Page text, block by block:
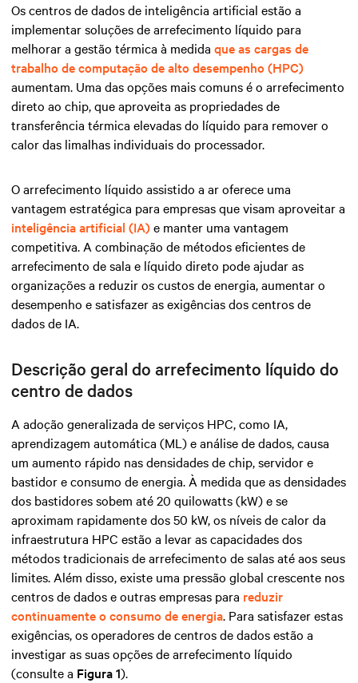
Os centros de dados de inteligência artificial estão a
implementar soluções de arrefecimento líquido para
melhorar a gestão térmica à medida que as cargas de
trabalho de computação de alto desempenho (HPC)
aumentam. Uma das opções mais comuns é o arrefecimento
direto ao chip, que aproveita as propriedades de
transferência térmica elevadas do líquido para remover o
calor das limalhas individuais do processador.
O arrefecimento líquido assistido a ar oferece uma
vantagem estratégica para empresas que visam aproveitar a
inteligência artificial (IA)e manter uma vantagem
competitiva. A combinação de métodos eficientes de
arrefecimento de sala e líquido direto pode ajudar as
organizações a reduzir os custos de energia, aumentar o
desempenho e satisfazer as exigências dos centros de
dados de IA.
Descrição geral do arrefecimento líquido do
centro de dados
A adoção generalizada de serviços HPC, como IA,
aprendizagem automática (ML) e análise de dados, causa
um aumento rápido nas densidades de chip, servidor e
bastidor e consumo de energia. À medida que as densidades
dos bastidores sobem até 20 quilowatts (kW) e se
aproximam rapidamente dos 50 kW, os níveis de calor da
infraestrutura HPC estão a levar as capacidades dos
métodos tradicionais de arrefecimento de salas até aos seus
limites. Além disso, existe uma pressão global crescente nos
centros de dados e outras empresas para reduzir
continuamente o consumo de energia. Para satisfazer estas
exigências, os operadores de centros de dados estão a
investigar as suas opções de arrefecimento líquido
(consulte a Figura 1).